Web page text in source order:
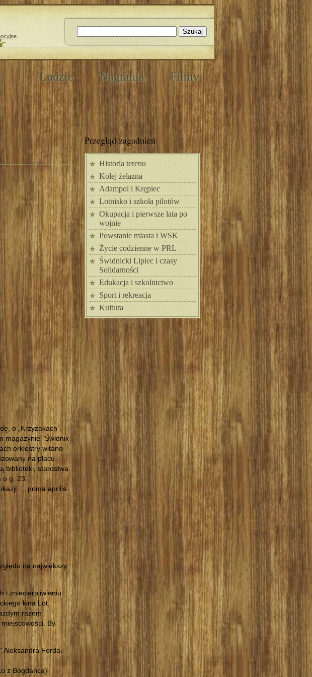
o „Krzyżakach”.
magazynie "Świdnik
orkiestry witano
na placu
biblioteki, starostwa
g. 23.
… prima aprilis
na największy
i zniecierpliwieniu
kina Lot,
razem
By
Aleksandra Forda.
z Bogdańca)
Ludzie Nagrania Filmy
Przegląd zagadnień
Historia terenu
Kolej żelazna
Adampol i Krępiec
Lotnisko i szkoła pilotów
Okupacja i pierwsze lata po
wojnie
Powstanie miasta i WSK
Życie codzienne w PRL
Świdnicki Lipiec i czasy
Solidarności
Edukacja i szkolnictwo
Sport i rekreacja
Kultura